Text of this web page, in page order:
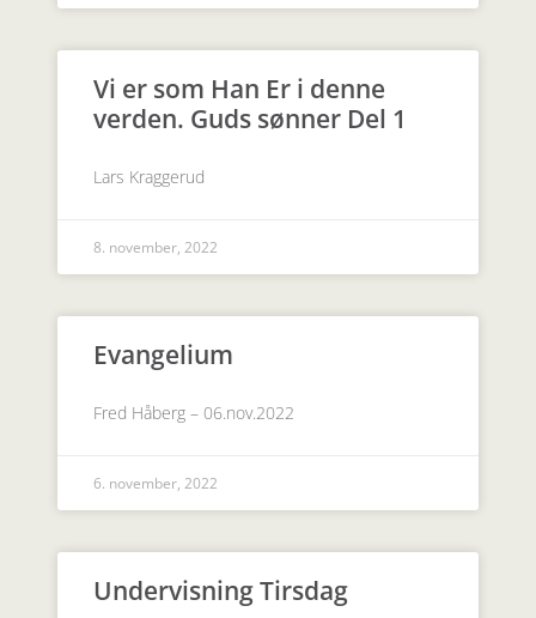
Vi er som Han Er i denne
verden. Guds sønner Del 1
Lars Kraggerud
8. november, 2022
Evangelium
Fred Håberg – 06.nov.2022
6. november, 2022
Undervisning Tirsdag